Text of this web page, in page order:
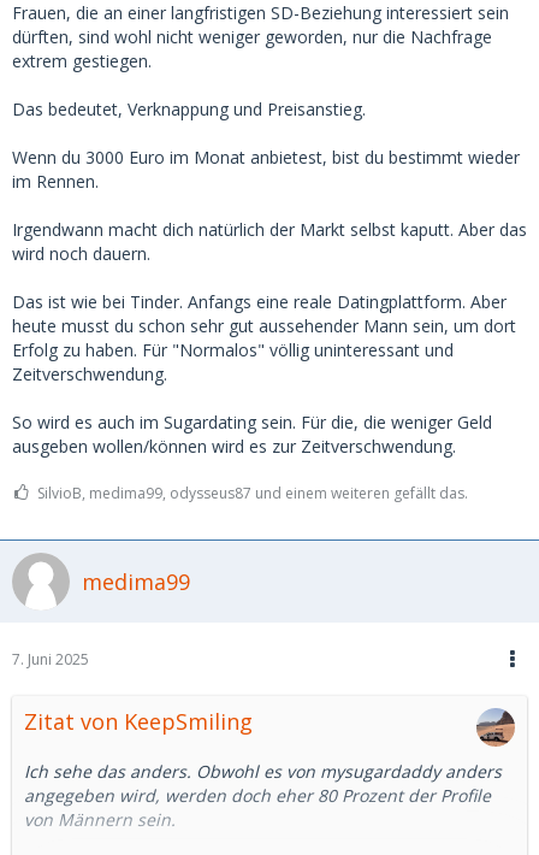
Frauen, die an einer langfristigen SD-Beziehung interessiert sein
dürften, sind wohl nicht weniger geworden, nur die Nachfrage
extrem gestiegen.
Das bedeutet, Verknappung und Preisanstieg.
Wenn du 3000 Euro im Monat anbietest, bist du bestimmt wieder
im Rennen.
Irgendwann macht dich natürlich der Markt selbst kaputt. Aber das
wird noch dauern.
Das ist wie bei Tinder. Anfangs eine reale Datingplattform. Aber
heute musst du schon sehr gut aussehender Mann sein, um dort
Erfolg zu haben. Für "Normalos" völlig uninteressant und
Zeitverschwendung.
So wird es auch im Sugardating sein. Für die, die weniger Geld
ausgeben wollen/können wird es zur Zeitverschwendung.
SilvioB, medima99, odysseus87 und einem weiteren gefällt das.
medima99
7. Juni 2025
Zitat von KeepSmiling
Ich sehe das anders. Obwohl es von mysugardaddy anders
angegeben wird, werden doch eher 80 Prozent der Profile
von Männern sein.